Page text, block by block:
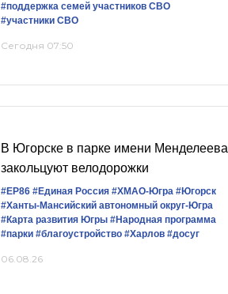
#поддержка семей участников СВО
#участники СВО
Сегодня 07:50
В Югорске в парке имени Менделеева
закольцуют велодорожки
#ЕР86 #Единая Россия #ХМАО-Югра #Югорск
#Ханты-Мансийский автономный округ-Югра
#Карта развития Югры #Народная программа
#парки #благоустройство #Харлов #досуг
06.08.26